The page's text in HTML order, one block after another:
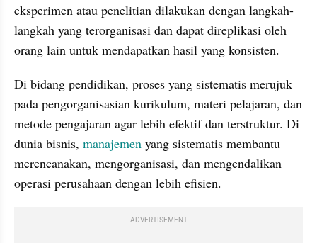
eksperimen atau penelitian dilakukan dengan langkah-
langkah yang terorganisasi dan dapat direplikasi oleh
orang lain untuk mendapatkan hasil yang konsisten.
Di bidang pendidikan, proses yang sistematis merujuk
pada pengorganisasian kurikulum, materi pelajaran, dan
metode pengajaran agar lebih efektif dan terstruktur. Di
dunia bisnis, manajemen yang sistematis membantu
merencanakan, mengorganisasi, dan mengendalikan
operasi perusahaan dengan lebih efisien.
ADVERTISEMENT